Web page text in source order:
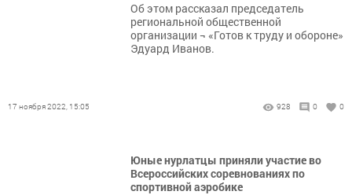
Об этом рассказал председатель
региональной общественной
организации ¬ «Готов к труду и обороне»
Эдуард Иванов.
17 ноября 2022, 15:05 928 0 0
Юные нурлатцы приняли участие во
Всероссийских соревнованиях по
спортивной аэробике